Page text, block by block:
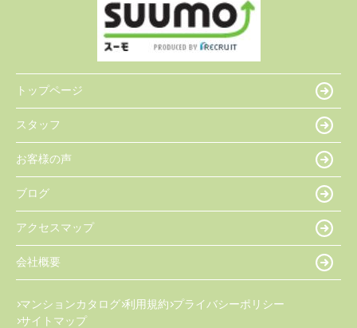
トップページ
スタッフ
お客様の声
ブログ
アクセスマップ
会社概要
マンションカタログ 利用規約 プライバシーポリシー
サイトマップ